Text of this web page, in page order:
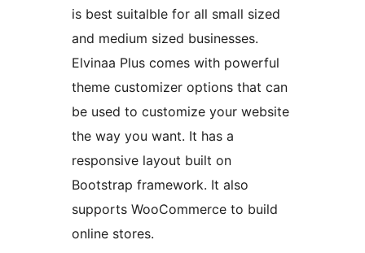
is best suitalble for all small sized
and medium sized businesses.
Elvinaa Plus comes with powerful
theme customizer options that can
be used to customize your website
the way you want. It has a
responsive layout built on
Bootstrap framework. It also
supports WooCommerce to build
online stores.